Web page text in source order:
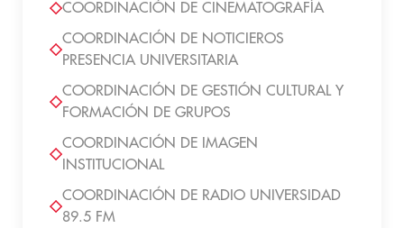
COORDINACIÓN DE CINEMATOGRAFÍA
COORDINACIÓN DE NOTICIEROS
PRESENCIA UNIVERSITARIA
COORDINACIÓN DE GESTIÓN CULTURAL Y
FORMACIÓN DE GRUPOS
COORDINACIÓN DE IMAGEN
INSTITUCIONAL
COORDINACIÓN DE RADIO UNIVERSIDAD
89.5 FM